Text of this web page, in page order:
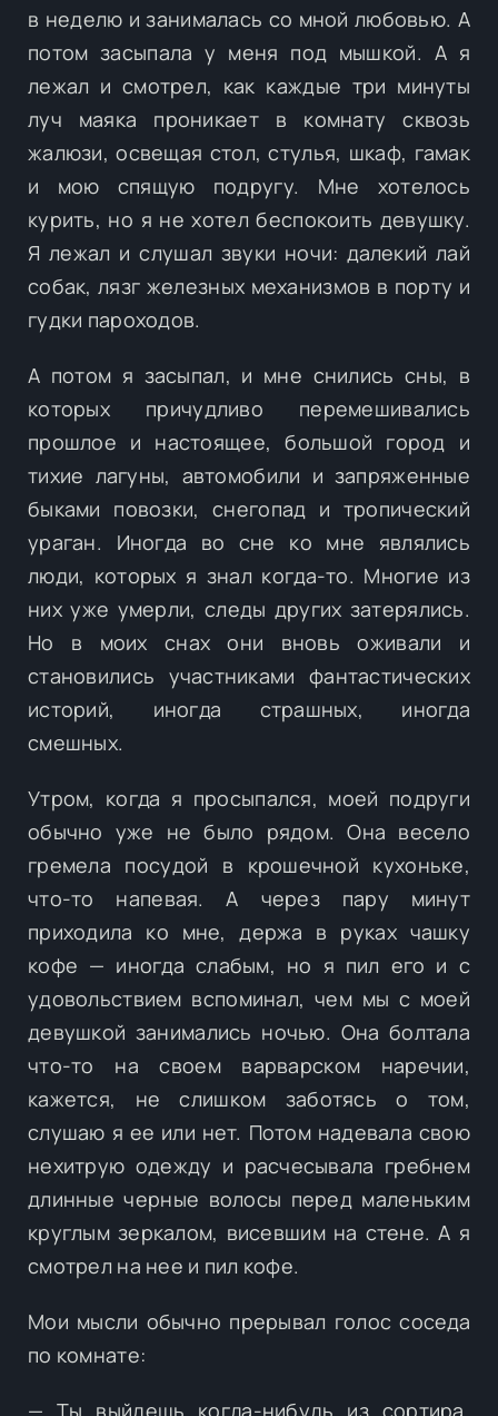
в неделю и занималась со мной любовью. А
потом засыпала у меня под мышкой. А я
лежал и смотрел, как каждые три минуты
луч маяка проникает в комнату сквозь
жалюзи, освещая стол, стулья, шкаф, гамак
и мою спящую подругу. Мне хотелось
курить, но я не хотел беспокоить девушку.
Я лежал и слушал звуки ночи: далекий лай
собак, лязг железных механизмов в порту и
гудки пароходов.
А потом я засыпал, и мне снились сны, в
которых причудливо перемешивались
прошлое и настоящее, большой город и
тихие лагуны, автомобили и запряженные
быками повозки, снегопад и тропический
ураган. Иногда во сне ко мне являлись
люди, которых я знал когда-то. Многие из
них уже умерли, следы других затерялись.
Но в моих снах они вновь оживали и
становились участниками фантастических
историй, иногда страшных, иногда
смешных.
Утром, когда я просыпался, моей подруги
обычно уже не было рядом. Она весело
гремела посудой в крошечной кухоньке,
что-то напевая. А через пару минут
приходила ко мне, держа в руках чашку
кофе — иногда слабым, но я пил его и с
удовольствием вспоминал, чем мы с моей
девушкой занимались ночью. Она болтала
что-то на своем варварском наречии,
кажется, не слишком заботясь о том,
слушаю я ее или нет. Потом надевала свою
нехитрую одежду и расчесывала гребнем
длинные черные волосы перед маленьким
круглым зеркалом, висевшим на стене. А я
смотрел на нее и пил кофе.
Мои мысли обычно прерывал голос соседа
по комнате:
— Ты выйдешь когда-нибудь из сортира,